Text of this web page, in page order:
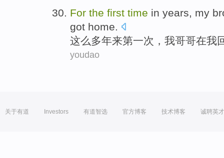
For the first time in years, my
got home.
这么多年来第一次，我哥哥在我
youdao
关于有道 Investors 有道智选 官方博客 技术博客 诚聘英才